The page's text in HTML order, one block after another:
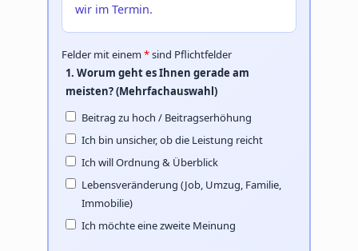
wir im Termin.
Felder mit einem*sind Pflichtfelder
1. Worum geht es Ihnen gerade am
meisten? (Mehrfachauswahl)
Beitrag zu hoch / Beitragserhöhung
Ich bin unsicher, ob die Leistung reicht
Ich will Ordnung & Überblick
Lebensveränderung (Job, Umzug, Familie,
Immobilie)
Ich möchte eine zweite Meinung